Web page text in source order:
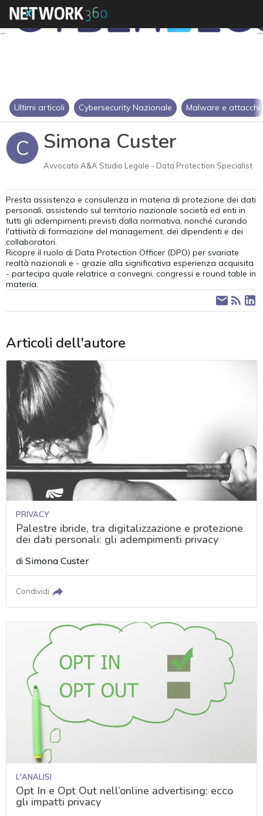
Ultimi articoli Cybersecurity Nazionale Malware e attacchi
C Simona Custer
Avvocato A&A Studio Legale - Data Protection Specialist
Presta assistenza e consulenza in materia di protezione dei dati
personali, assistendo sul territorio nazionale società ed enti in
tutti gli adempimenti previsti dalla normativa, nonché curando
l'attività di formazione del management, dei dipendenti e dei
collaboratori.
Ricopre il ruolo di Data Protection Officer (DPO) per svariate
realtà nazionali e - grazie alla significativa esperienza acquisita
- partecipa quale relatrice a convegni, congressi e round table in
materia.
Articoli dell'autore
PRIVACY
Palestre ibride, tra digitalizzazione e protezione
dei dati personali: gli adempimenti privacy
diSimona Custer
Condividi
L'ANALISI
Opt In e Opt Out nell’online advertising: ecco
gli impatti privacy